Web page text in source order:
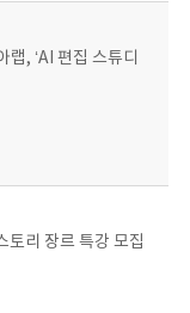
, ‘AI 편집 스튜디
토리 장르 특강 모집